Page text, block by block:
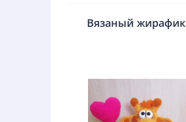
Вязаный жирафик